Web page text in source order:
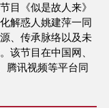
目《似是故人来》
解惑人姚建萍一同
、传承脉络以及未
该节目在中国网、
腾讯视频等平台同